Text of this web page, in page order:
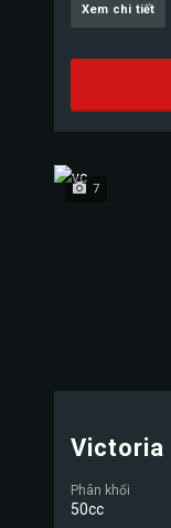
Xem chi tiết
7
Victoria
Phân khối
50cc